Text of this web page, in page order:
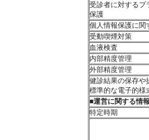
受診者に対するプ
保護
個人情報保護に関
受動喫煙対策
血液検査
内部精度管理
外部精度管理
健診結果の保存や
標準的な電子的様
■運営に関する情
特定時期